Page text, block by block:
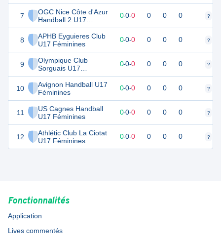
7
OGC Nice Côte d'Azur
Handball 2 U17
Féminines
8
APHB Eyguieres Club
U17 Féminines
9
Olympique Club
Sorguais U17
Féminines
10
Avignon Handball U17
Féminines
11
US Cagnes Handball
U17 Féminines
12
Athlétic Club La Ciotat
U17 Féminines
0 0 0-0-0 0 0 0 ?
0 0 0-0-0 0 0 0 ?
0-0-0 0 0 0 ?
0 0 0-0-0 0 0 0 ?
0 0-0-0 0 0 0 ?
0 0 0-0-0 0 0 0 ?
Fonctionnalités
Application
Lives commentés